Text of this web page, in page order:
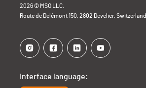
2026 © MSO LLC.
Route de Delémont 150, 2802 Develier, Switzerland
Interface language: